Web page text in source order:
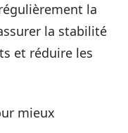
la
la stabilité
et réduire les
mieux